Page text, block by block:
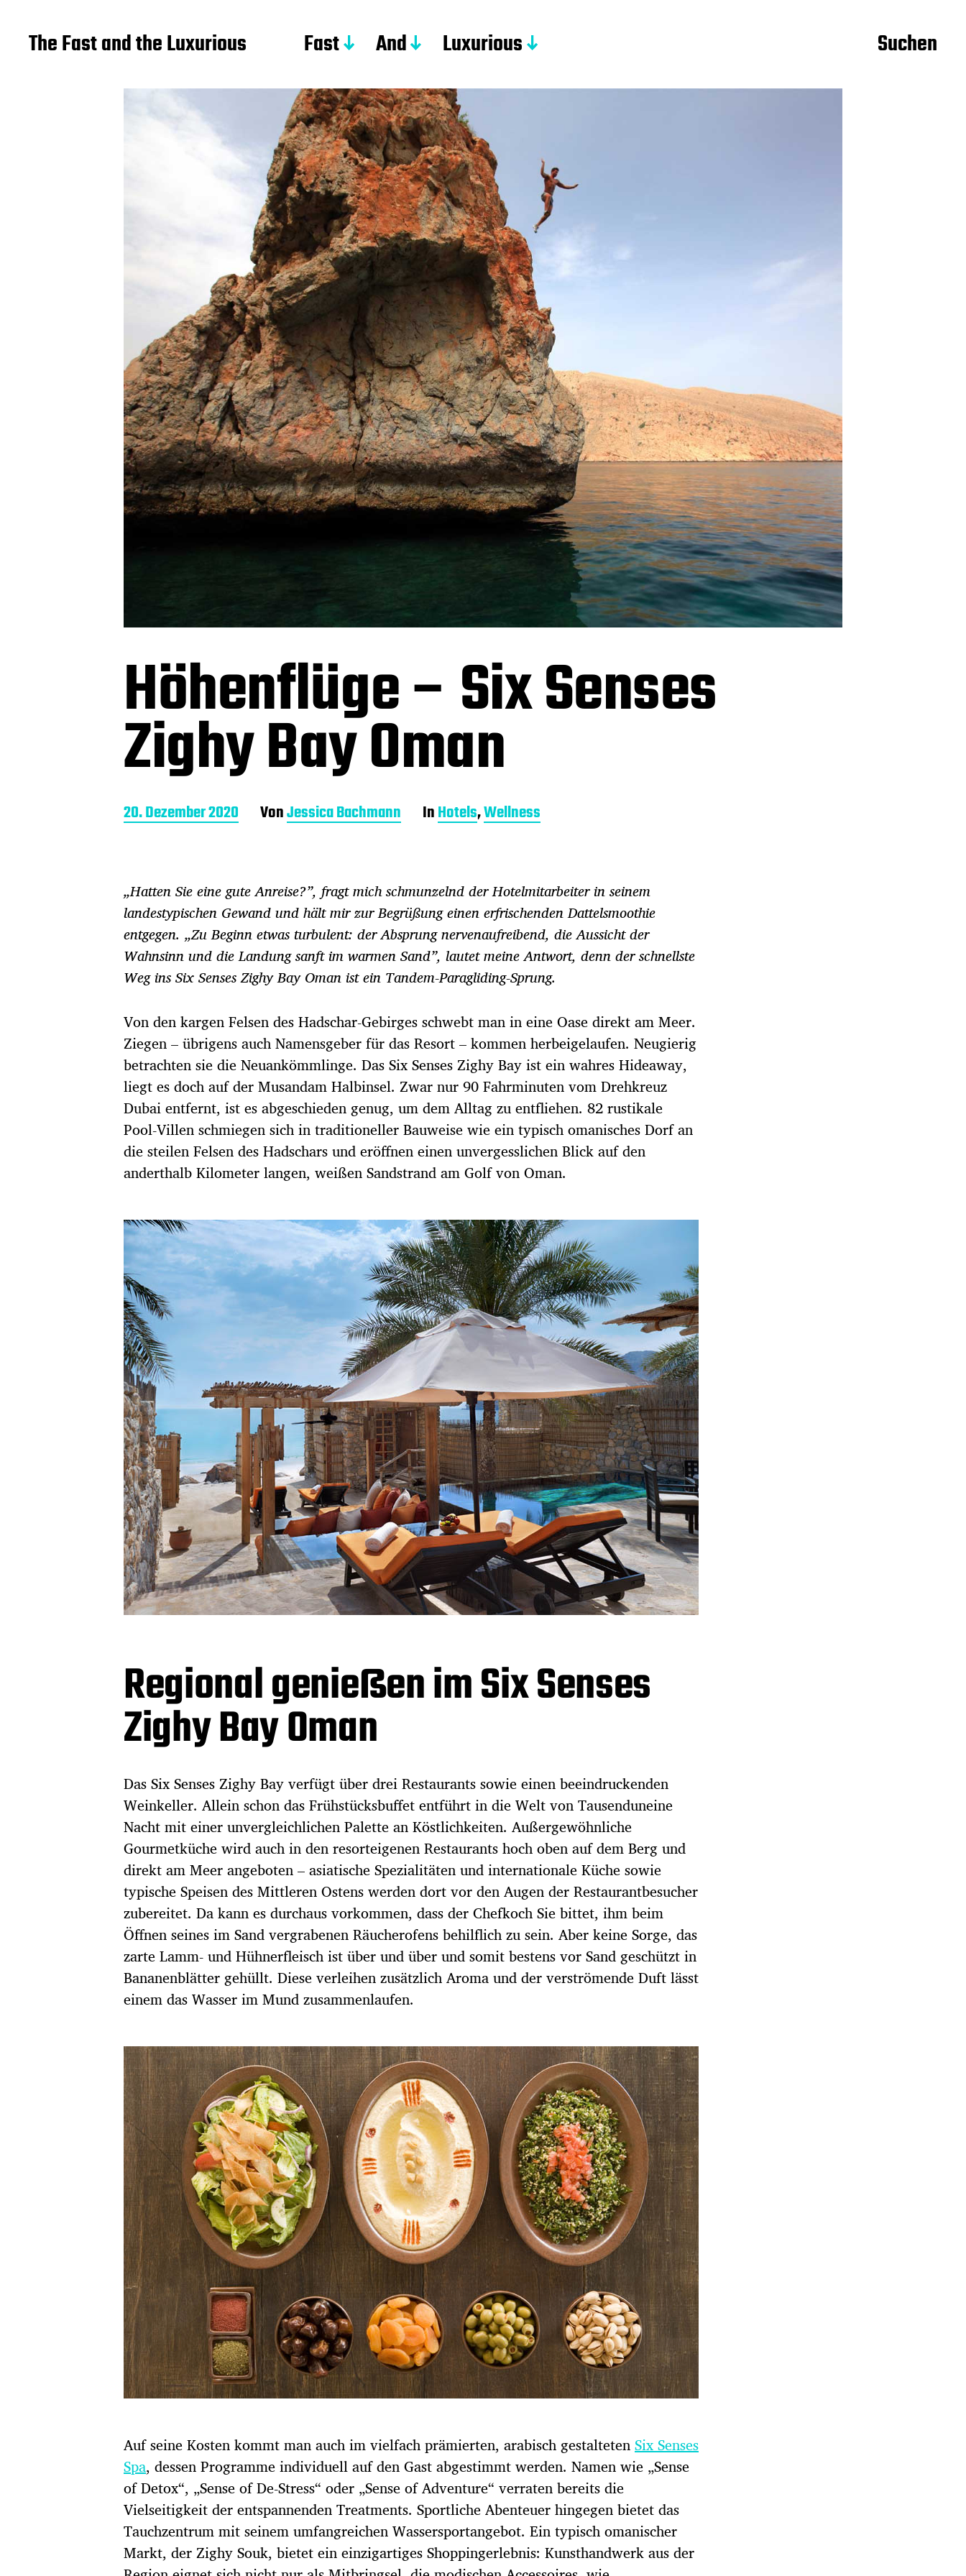
The Fast and the Luxurious Fast And Luxurious Suchen
Höhenflüge – Six Senses
Zighy Bay Oman
B
e
a
g
s
d
a
t
u
20. Dezember 2020 VonJessica Bachmann InHotels,Wellness
„Hatten Sie eine gute Anreise?”, fragt mich schmunzelnd der Hotelmitarbeiter in seinem
landestypischen Gewand und hält mir zur Begrüßung einen erfrischenden Dattelsmoothie
entgegen. „Zu Beginn etwas turbulent: der Absprung nervenaufreibend, die Aussicht der
Wahnsinn und die Landung sanft im warmen Sand”, lautet meine Antwort, denn der schnellste
Weg ins Six Senses Zighy Bay Oman ist ein Tandem-Paragliding-Sprung.
Von den kargen Felsen des Hadschar-Gebirges schwebt man in eine Oase direkt am Meer.
Ziegen – übrigens auch Namensgeber für das Resort – kommen herbeigelaufen. Neugierig
betrachten sie die Neuankömmlinge. Das Six Senses Zighy Bay ist ein wahres Hideaway,
liegt es doch auf der Musandam Halbinsel. Zwar nur 90 Fahrminuten vom Drehkreuz
Dubai entfernt, ist es abgeschieden genug, um dem Alltag zu entfliehen. 82 rustikale
Pool-Villen schmiegen sich in traditioneller Bauweise wie ein typisch omanisches Dorf an
die steilen Felsen des Hadschars und eröffnen einen unvergess­lichen Blick auf den
anderthalb Kilo­meter langen, weißen Sandstrand am Golf von Oman.
Regional genießen im Six Senses
Zighy Bay Oman
Das Six Senses Zighy Bay verfügt über drei Restaurants sowie einen beeindruckenden
Weinkeller. Allein schon das Frühstücksbuffet entführt in die Welt von Tausenduneine
Nacht mit einer unvergleichlichen Palette an Köstlichkeiten. Außergewöhnliche
Gourmetküche wird auch in den resorteigenen Restaurants hoch oben auf dem Berg und
direkt am Meer angeboten – asiatische Spezialitäten und internationale Küche sowie
typische Speisen des Mittleren Ostens werden dort vor den Augen der Restaurantbesucher
zubereitet. Da kann es durchaus vorkommen, dass der Chefkoch Sie bittet, ihm beim
Öffnen seines im Sand vergrabenen Räucherofens behilflich zu sein. Aber keine Sorge, das
zarte Lamm- und Hühnerfleisch ist über und über und somit bestens vor Sand geschützt in
Bananenblätter gehüllt. Diese verleihen zusätzlich Aroma und der verströmende Duft lässt
einem das Wasser im Mund zusammenlaufen.
Auf seine Kosten kommt man auch im vielfach prämierten, arabisch gestaltetenSix Senses
Spa, dessen Programme individuell auf den Gast abgestimmt werden. Namen wie „Sense
of Detox“, „Sense of De-Stress“ oder „Sense of Adventure“ verraten bereits die
Vielseitigkeit der entspannenden Treatments. Sportliche Abenteuer hingegen bietet das
Tauchzentrum mit seinem umfangreichen Wassersportangebot. Ein typisch omanischer
Markt, der Zighy Souk, bietet ein einzigartiges Shoppingerlebnis: Kunsthandwerk aus der